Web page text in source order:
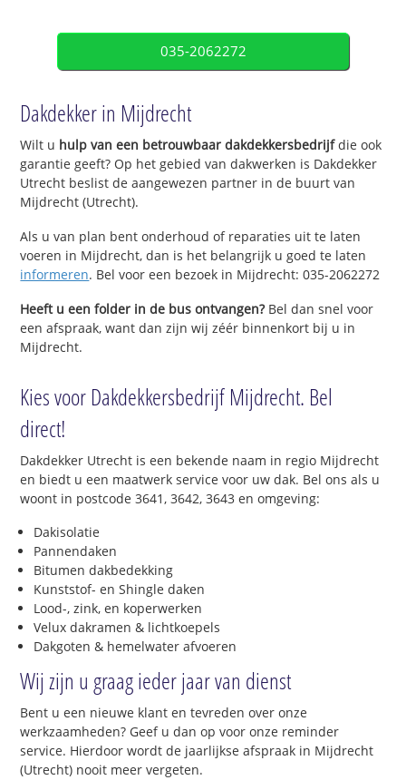
035-2062272
Dakdekker in Mijdrecht
Wilt u hulp van een betrouwbaar dakdekkersbedrijfdie ook
garantie geeft? Op het gebied van dakwerken is Dakdekker
Utrecht beslist de aangewezen partner in de buurt van
Mijdrecht (Utrecht).
Als u van plan bent onderhoud of reparaties uit te laten
voeren in Mijdrecht, dan is het belangrijk u goed te laten
informeren. Bel voor een bezoek in Mijdrecht: 035-2062272
Heeft u een folder in de bus ontvangen?Bel dan snel voor
een afspraak, want dan zijn wij zéér binnenkort bij u in
Mijdrecht.
Kies voor Dakdekkersbedrijf Mijdrecht. Bel
direct!
Dakdekker Utrecht is een bekende naam in regio Mijdrecht
en biedt u een maatwerk service voor uw dak. Bel ons als u
woont in postcode 3641, 3642, 3643 en omgeving:
Dakisolatie
Pannendaken
Bitumen dakbedekking
Kunststof- en Shingle daken
Lood-, zink, en koperwerken
Velux dakramen & lichtkoepels
Dakgoten & hemelwater afvoeren
Wij zijn u graag ieder jaar van dienst
Bent u een nieuwe klant en tevreden over onze
werkzaamheden? Geef u dan op voor onze reminder
service. Hierdoor wordt de jaarlijkse afspraak in Mijdrecht
(Utrecht) nooit meer vergeten.